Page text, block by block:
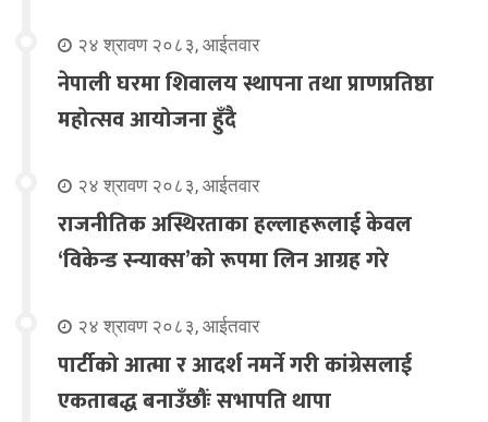
२४ श्रावण २०८३, आईतवार
नेपाली घरमा शिवालय स्थापना तथा प्राणप्रतिष्ठा
महोत्सव आयोजना हुँदै
२४ श्रावण २०८३, आईतवार
राजनीतिक अस्थिरताका हल्लाहरूलाई केवल
‘विकेन्ड स्न्याक्स’को रूपमा लिन आग्रह गरे
२४ श्रावण २०८३, आईतवार
पार्टीको आत्मा र आदर्श नमर्ने गरी कांग्रेसलाई
एकताबद्ध बनाउँछौंः सभापति थापा